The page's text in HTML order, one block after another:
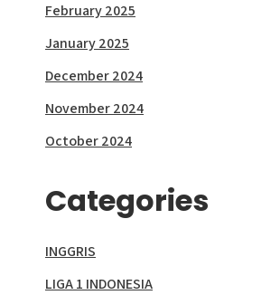
February 2025
January 2025
December 2024
November 2024
October 2024
Categories
INGGRIS
LIGA 1 INDONESIA